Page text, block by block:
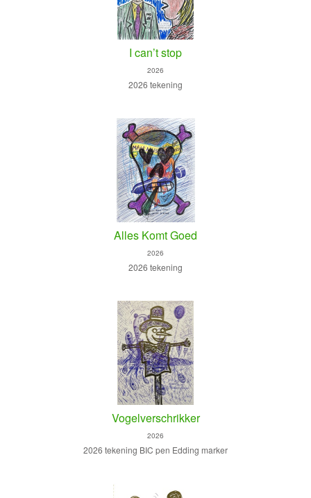
I can’t stop
2026
2026 tekening
Alles Komt Goed
2026
2026 tekening
Vogelverschrikker
2026
2026 tekening BIC pen Edding marker